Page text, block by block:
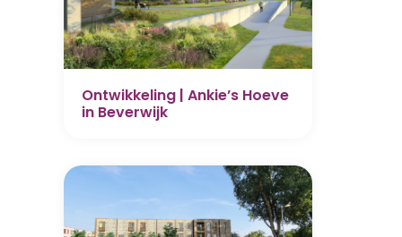
Ontwikkeling | Ankie’s Hoeve
in Beverwijk